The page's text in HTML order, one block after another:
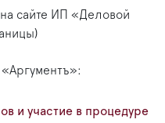
сайте ИП «Деловой
и участие в процедуре